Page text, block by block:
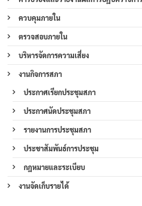
ควบคุมภายใน
ตรวจสอบภายใน
บริหารจัดการความเสี่ยง
งานกิจการสภา
ประกาศเรียกประชุมสภา
ประกาศนัดประชุมสภา
รายงานการประชุมสภา
ประชาสัมพันธ์การประชุม
กฎหมายและระเบียบ
งานจัดเก็บรายได้